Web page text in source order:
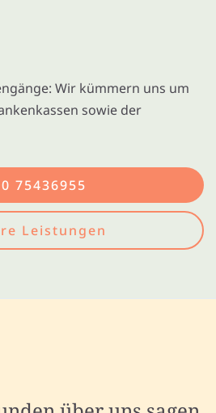
Wir kümmern uns um
sowie der
75436955
Leistungen